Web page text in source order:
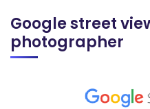
Google street
photographer